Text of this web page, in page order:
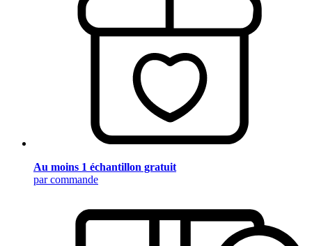
Au moins 1 échantillon gratuit
par commande